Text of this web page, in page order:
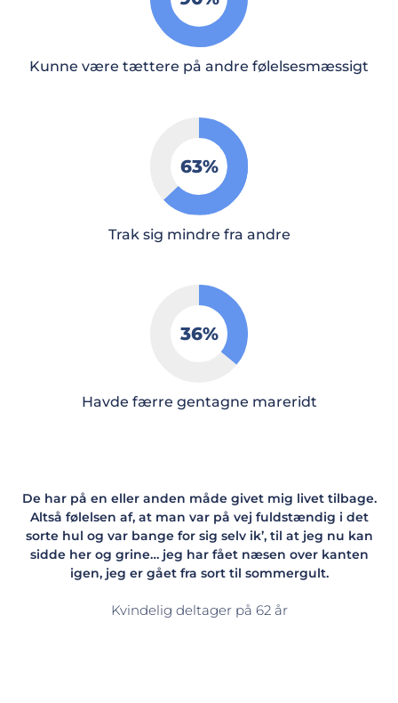
Kunne være tættere på andre følelsesmæssigt
63%
Trak sig mindre fra andre
36%
Havde færre gentagne mareridt
De har på en eller anden måde givet mig livet tilbage.
Altså følelsen af, at man var på vej fuldstændig i det
sorte hul og var bange for sig selv ik’, til at jeg nu kan
sidde her og grine… jeg har fået næsen over kanten
igen, jeg er gået fra sort til sommergult.
Kvindelig deltager på 62 år